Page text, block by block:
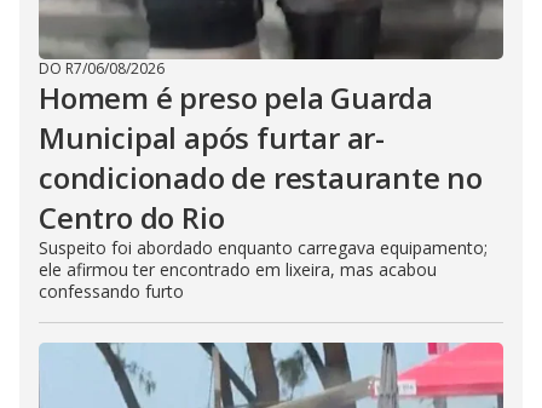
DO R7/06/08/2026
Homem é preso pela Guarda
Municipal após furtar ar-
condicionado de restaurante no
Centro do Rio
Suspeito foi abordado enquanto carregava equipamento;
ele afirmou ter encontrado em lixeira, mas acabou
confessando furto